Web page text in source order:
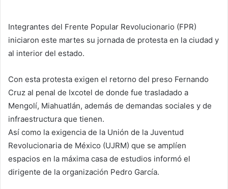
Integrantes del Frente Popular Revolucionario (FPR)
iniciaron este martes su jornada de protesta en la ciudad y
al interior del estado.
Con esta protesta exigen el retorno del preso Fernando
Cruz al penal de Ixcotel de donde fue trasladado a
Mengolí, Miahuatlán, además de demandas sociales y de
infraestructura que tienen.
Así como la exigencia de la Unión de la Juventud
Revolucionaria de México (UJRM) que se amplíen
espacios en la máxima casa de estudios informó el
dirigente de la organización Pedro García.